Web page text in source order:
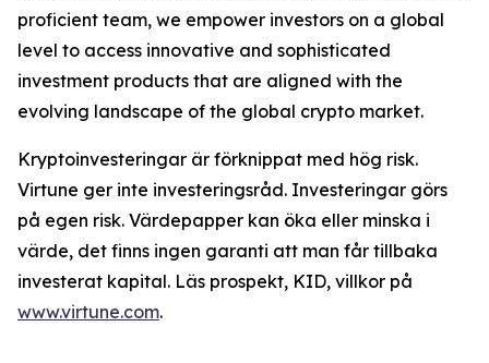
proficient team, we empower investors on a global
level to access innovative and sophisticated
investment products that are aligned with the
evolving landscape of the global crypto market.
Kryptoinvesteringar är förknippat med hög risk.
Virtune ger inte investeringsråd. Investeringar görs
på egen risk. Värdepapper kan öka eller minska i
värde, det finns ingen garanti att man får tillbaka
investerat kapital. Läs prospekt, KID, villkor på
www.virtune.com.